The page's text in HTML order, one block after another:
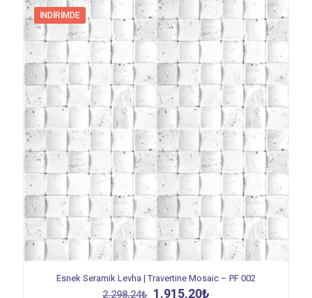
İNDIRIMDE
Esnek Seramik Levha | Travertine Mosaic – PF 002
2.298,24₺ Orijinal
1.915,20₺